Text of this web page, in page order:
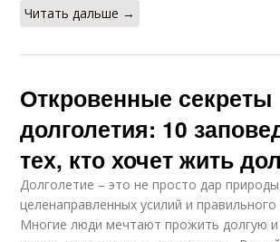
Читать дальше →
Откровенные секреты
долголетия: 10
тех, кто хочет жить
Долголетие – это не просто дар
целенаправленных усилий и
Многие люди мечтают прожить долгую